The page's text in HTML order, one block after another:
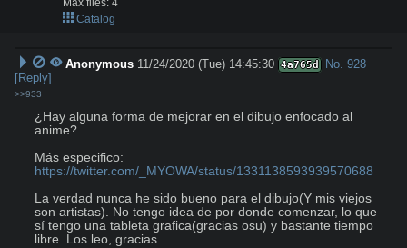
Max files: 4
Catalog
Anonymous 11/24/2020 (Tue) 14:45:30 4a765d No. 928
[Reply]
>>933
¿Hay alguna forma de mejorar en el dibujo enfocado al
anime?
https://twitter.com/_MYOWA/status/1331138593939570688
La verdad nunca he sido bueno para el dibujo(Y mis viejos
son artistas). No tengo idea de por donde comenzar, lo que
sí tengo una tableta grafica(gracias osu) y bastante tiempo
libre. Los leo, gracias.